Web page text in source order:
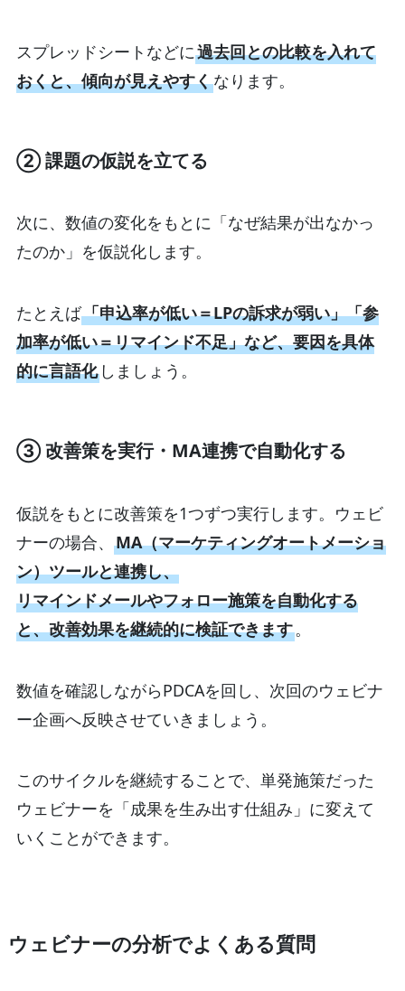
スプレッドシートなどに過去回との比較を入れて
おくと、傾向が見えやすくなります。
② 課題の仮説を立てる
次に、数値の変化をもとに「なぜ結果が出なかっ
たのか」を仮説化します。
たとえば「申込率が低い＝LPの訴求が弱い」「参
加率が低い＝リマインド不足」など、要因を具体
的に言語化しましょう。
③ 改善策を実行・MA連携で自動化する
仮説をもとに改善策を1つずつ実行します。ウェビ
ナーの場合、 MA（マーケティングオートメーショ
ン）ツールと連携し、
リマインドメールやフォロー施策を自動化する
と、改善効果を継続的に検証できます。
数値を確認しながらPDCAを回し、次回のウェビナ
ー企画へ反映させていきましょう。
このサイクルを継続することで、単発施策だった
ウェビナーを「成果を生み出す仕組み」に変えて
いくことができます。
ウェビナーの分析でよくある質問